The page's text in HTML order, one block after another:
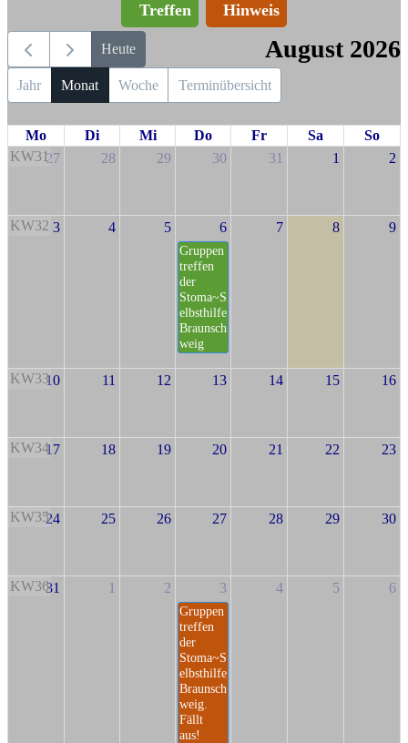
Treffen Hinweis
Heute August 2026
Jahr Monat Woche Terminübersicht
Mo Di Mi Do Fr Sa
So
KW3127 28 29 30 31 1 2
KW32 3 4 5 6
Gruppen
treffen
der
Stoma~S
elbsthilfe
Braunsch
weig
7 8 9
KW3310 11 12 13 14 15 16
KW3417 18 19 20 21 22 23
KW3524 25 26 27 28 29 30
KW3631 1 2 3
Gruppen
treffen
der
Stoma~S
elbsthilfe
Braunsch
weig.
Fällt
aus!
4 5 6